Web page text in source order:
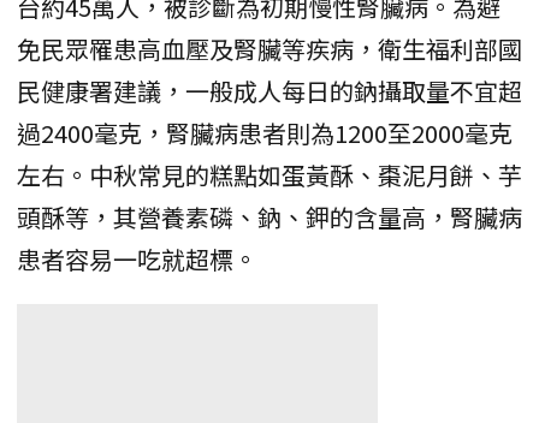
台約45萬人，被診斷為初期慢性腎臟病。為避
免民眾罹患高血壓及腎臟等疾病，衛生福利部國
民健康署建議，一般成人每日的鈉攝取量不宜超
過2400毫克，腎臟病患者則為1200至2000毫克
左右。中秋常見的糕點如蛋黃酥、棗泥月餅、芋
頭酥等，其營養素磷、鈉、鉀的含量高，腎臟病
患者容易一吃就超標。